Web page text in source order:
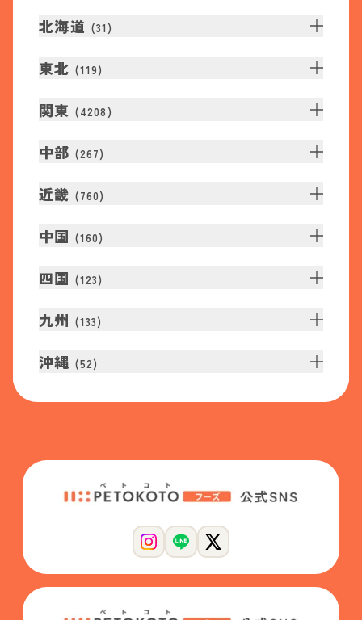
北海道 (31 )
東北 (119)
関東 (4208 )
中部 (267)
近畿 (760)
中国 (160)
四国 (123)
九州 (133)
沖縄 (52)